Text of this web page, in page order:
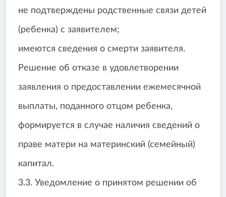
не подтверждены родственные связи детей
(ребенка) с заявителем;
имеются сведения о смерти заявителя.
Решение об отказе в удовлетворении
заявления о предоставлении ежемесячной
выплаты, поданного отцом ребенка,
формируется в случае наличия сведений о
праве матери на материнский (семейный)
капитал.
3.3. Уведомление о принятом решении об